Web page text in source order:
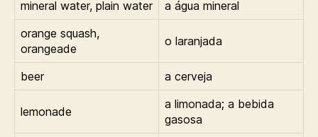
mineral water, plain water
a água mineral
orange squash,
orangeade
o laranjada
beer a cerveja
lemonade
a limonada; a bebida
gasosa